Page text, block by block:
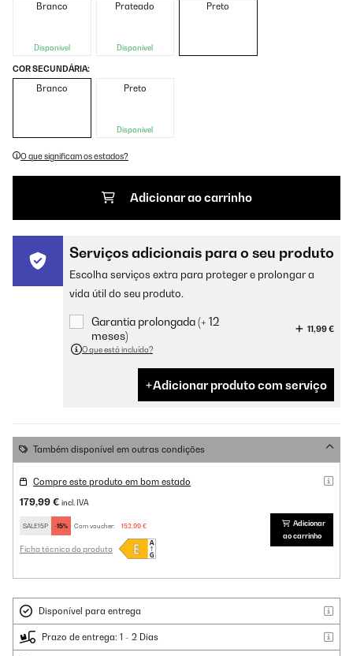
Branco
Disponível
Prateado
Disponível
Preto
COR SECUNDÁRIA:
Branco Preto
Disponível
O que significam os estados?
Adicionar ao carrinho
Serviços adicionais para o seu produto
Escolha serviços extra para proteger e prolongar a
vida útil do seu produto.
Garantia prolongada (+ 12
meses)
11,99 €
O que está incluído?
Adicionar produto com serviço
Também disponível em outras condições
Compre este produto em bom estado
179,99 € incl. IVA
SALE15P -15% Com voucher: 152,99 €
Ficha técnica do produto
Adicionar
ao carrinho
Disponível para entrega
Prazo de entrega: 1 - 2 Dias